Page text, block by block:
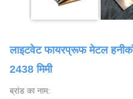
लाइटवेट फायरप्रूफ मेटल
2438 मिमी
ब्रांड का नाम: